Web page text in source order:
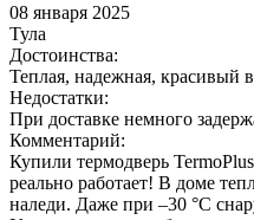
08 января 2025
Тула
Достоинства:
Теплая, надежная, красивый
Недостатки:
При доставке немного
Комментарий:
Купили термодверь
реально работает! В доме
наледи. Даже при –30 °C